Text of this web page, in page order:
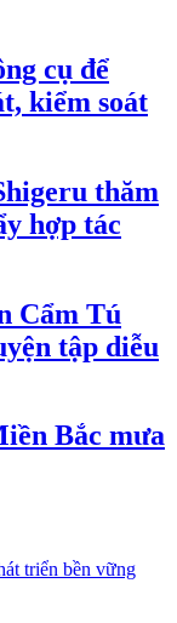
cụ để
kiểm soát
thăm
hợp tác
Cẩm Tú
tập diễu
Bắc mưa
triển bền vững